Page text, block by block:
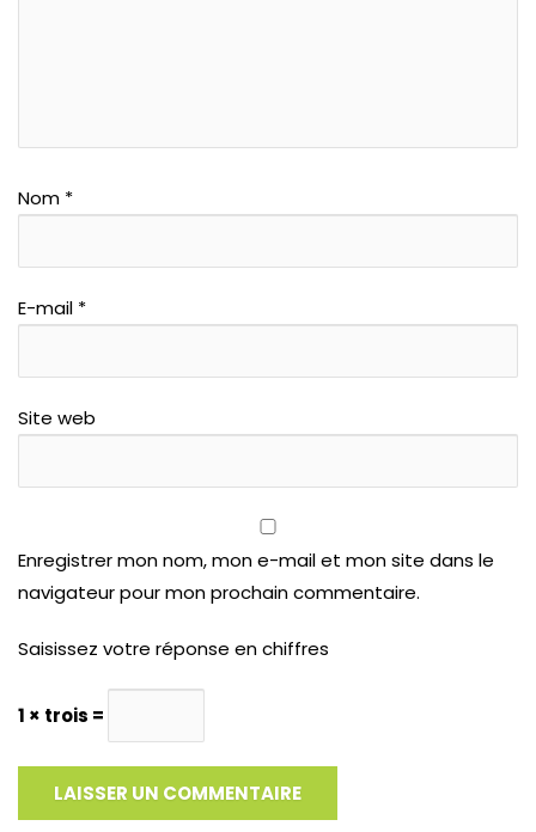
Nom *
E-mail *
Site web
Enregistrer mon nom, mon e-mail et mon site dans le
navigateur pour mon prochain commentaire.
Saisissez votre réponse en chiffres
1 × trois =